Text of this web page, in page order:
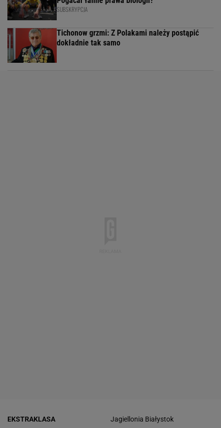
SUBSKRYPCJA
Tichonow grzmi: Z Polakami należy postąpić
dokładnie tak samo
EKSTRAKLASA Jagiellonia Białystok